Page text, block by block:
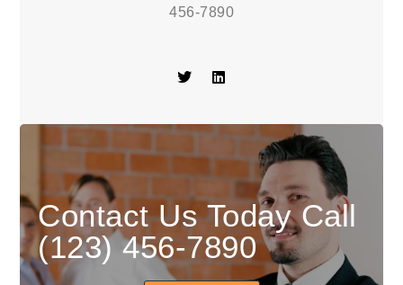
456-7890
Contact Us Today Call
(123) 456-7890